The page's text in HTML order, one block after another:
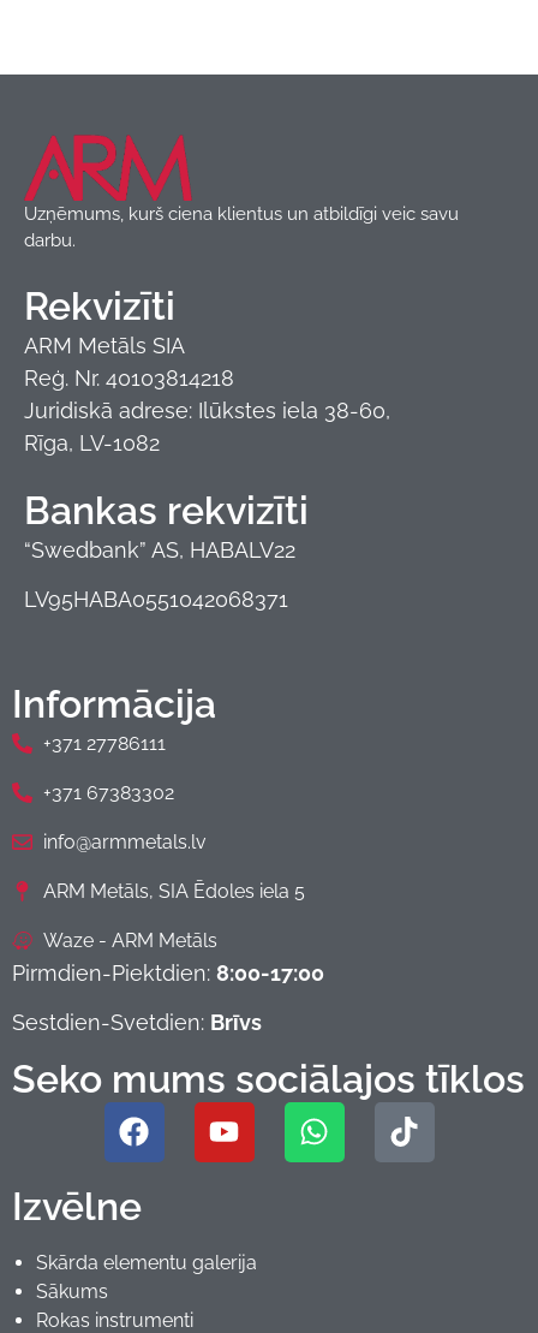
Uzņēmums, kurš ciena klientus un atbildīgi veic savu
darbu.
Rekvizīti
ARM Metāls SIA
Reģ. Nr. 40103814218
Juridiskā adrese: Ilūkstes iela 38-60,
Rīga, LV-1082
Bankas rekvizīti
“Swedbank” AS, HABALV22
LV95HABA0551042068371
Informācija
+371 27786111
+371 67383302
info@armmetals.lv
ARM Metāls, SIA Ēdoles iela 5
Waze - ARM Metāls
Pirmdien-Piektdien: 8:00-17:00
Sestdien-Svetdien: Brīvs
Seko mums sociālajos tīklos
Izvēlne
Skārda elementu galerija
Sākums
Rokas instrumenti